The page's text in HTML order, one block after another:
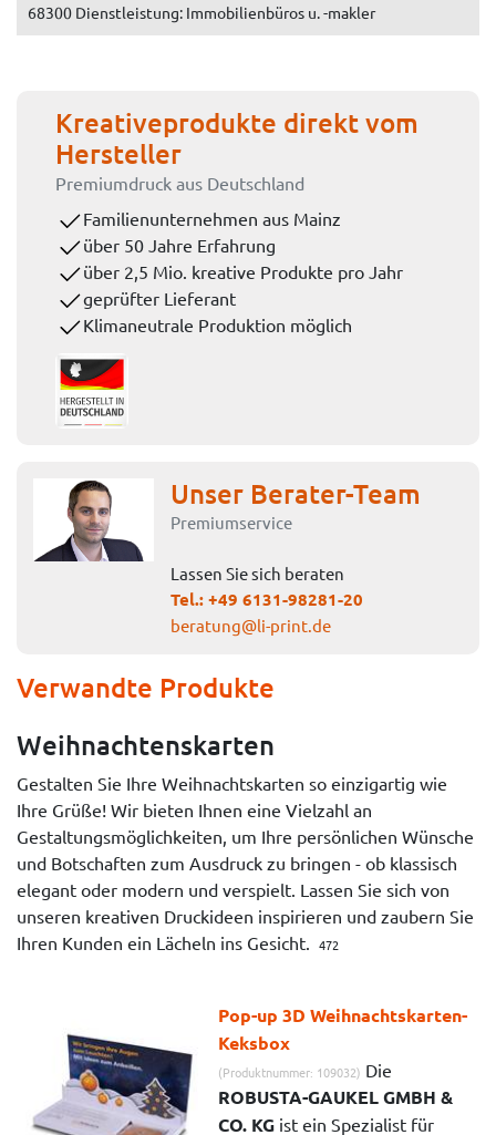
68300 Dienstleistung: Immobilienbüros u. -makler
Kreativeprodukte direkt vom
Hersteller
Premiumdruck aus Deutschland
Familienunternehmen aus Mainz
über 50 Jahre Erfahrung
über 2,5 Mio. kreative Produkte pro Jahr
geprüfter Lieferant
Klimaneutrale Produktion möglich
Unser Berater-Team
Premiumservice
Lassen Sie sich beraten
Tel.:+49 6131-98281-20
beratung@li-print.de
Verwandte Produkte
Weihnachtenskarten
Gestalten Sie Ihre Weihnachtskarten so einzigartig wie
Ihre Grüße! Wir bieten Ihnen eine Vielzahl an
Gestaltungsmöglichkeiten, um Ihre persönlichen Wünsche
und Botschaften zum Ausdruck zu bringen - ob klassisch
elegant oder modern und verspielt. Lassen Sie sich von
unseren kreativen Druckideen inspirieren und zaubern Sie
Ihren Kunden ein Lächeln ins Gesicht.
472
Pop-up 3D Weihnachtskarten-
Keksbox
(Produktnummer: 109032) Die
ROBUSTA-GAUKEL GMBH &
CO. KG ist ein Spezialist für